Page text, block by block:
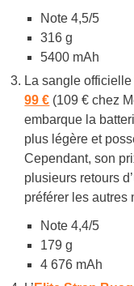
Note 4,5/5
316 g
5400 mAh
La sangle
99 € (109 € chez
embarque la
plus légère et
Cependant, son
plusieurs retours
préférer les autres
Note 4,4/5
179 g
4 676 mAh